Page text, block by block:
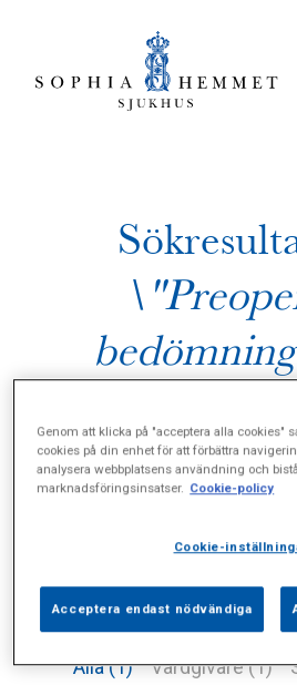
Alla (1) Vårdgivare (1)
Genom att klicka på "acceptera alla cookies"
cookies på din enhet för att förbättra
analysera webbplatsens användning och
marknadsföringsinsatser. Cookie-policy
Cookie-
Acceptera endast nödvändiga